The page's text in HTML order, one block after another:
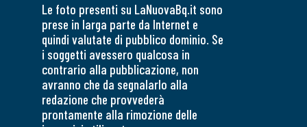
Le foto presenti su LaNuovaBq.it sono
prese in larga parte da Internet e
quindi valutate di pubblico dominio. Se
i soggetti avessero qualcosa in
contrario alla pubblicazione, non
avranno che da segnalarlo alla
redazione che provvederà
prontamente alla rimozione delle